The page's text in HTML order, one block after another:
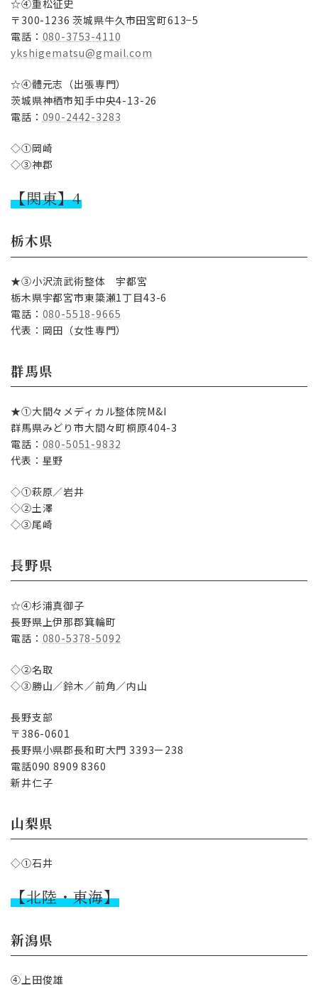
☆④重松征史
〒300-1236 茨城県牛久市田宮町613−5
電話： 080-3753-4110
ykshigematsu@gmail.com
☆④體元志（出張専門）
茨城県神栖市知手中央4-13-26
電話： 090-2442-3283
◇①岡崎
◇③神郡
【関東】4
栃木県
★③小沢流武術整体 宇都宮
栃木県宇都宮市東簗瀬1丁目43-6
電話： 080-5518-9665
代表：岡田（女性専門）
群馬県
★①大間々メディカル整体院M&I
群馬県みどり市大間々町桐原404-3
電話： 080-5051-9832
代表：星野
◇①萩原／岩井
◇②土澤
◇③尾崎
長野県
☆④杉浦真御子
長野県上伊那郡箕輪町
電話： 080-5378-5092
◇②名取
◇③勝山／鈴木／前角／内山
長野支部
〒386-0601
長野県小県郡長和町大門 3393ー238
電話090 8909 8360
新井仁子
山梨県
◇①石井
【北陸・東海】
新潟県
④上田俊雄